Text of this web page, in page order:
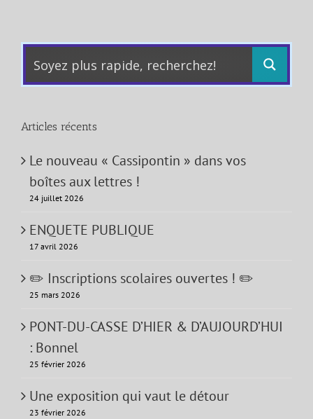
Articles récents
Le nouveau « Cassipontin » dans vos
boîtes aux lettres !
24 juillet 2026
ENQUETE PUBLIQUE
17 avril 2026
✏️ Inscriptions scolaires ouvertes ! ✏️
25 mars 2026
PONT-DU-CASSE D’HIER & D’AUJOURD’HUI
: Bonnel
25 février 2026
Une exposition qui vaut le détour
23 février 2026